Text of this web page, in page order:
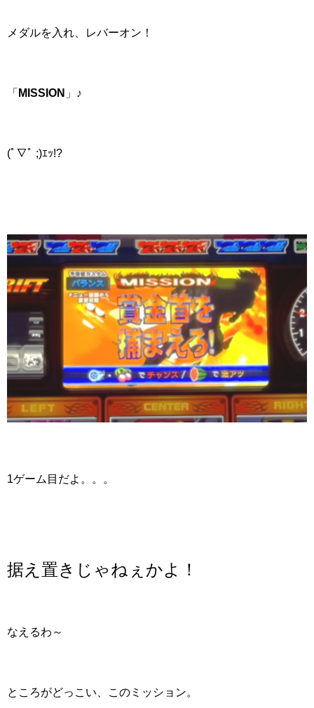
メダルを入れ、レバーオン！
「 MISSION 」♪
(ﾟ∇ﾟ ;)ｴｯ!?
1ゲーム目だよ。。。
据え置きじゃねぇかよ！
なえるわ～
ところがどっこい、このミッション。